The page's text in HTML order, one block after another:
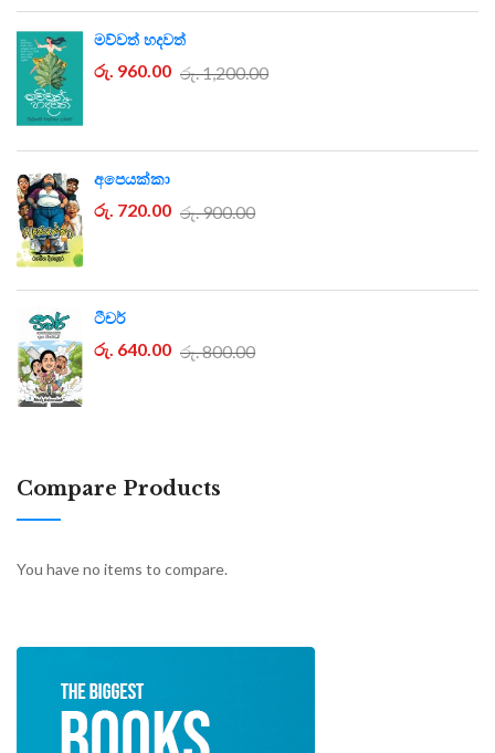
මව්වත් හදවත්
රු. 960.00 රු. 1,200.00
අපෙයක්කා
රු. 720.00 රු. 900.00
ටීචර්
රු. 640.00 රු. 800.00
Compare Products
You have no items to compare.